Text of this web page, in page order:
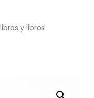
y libros